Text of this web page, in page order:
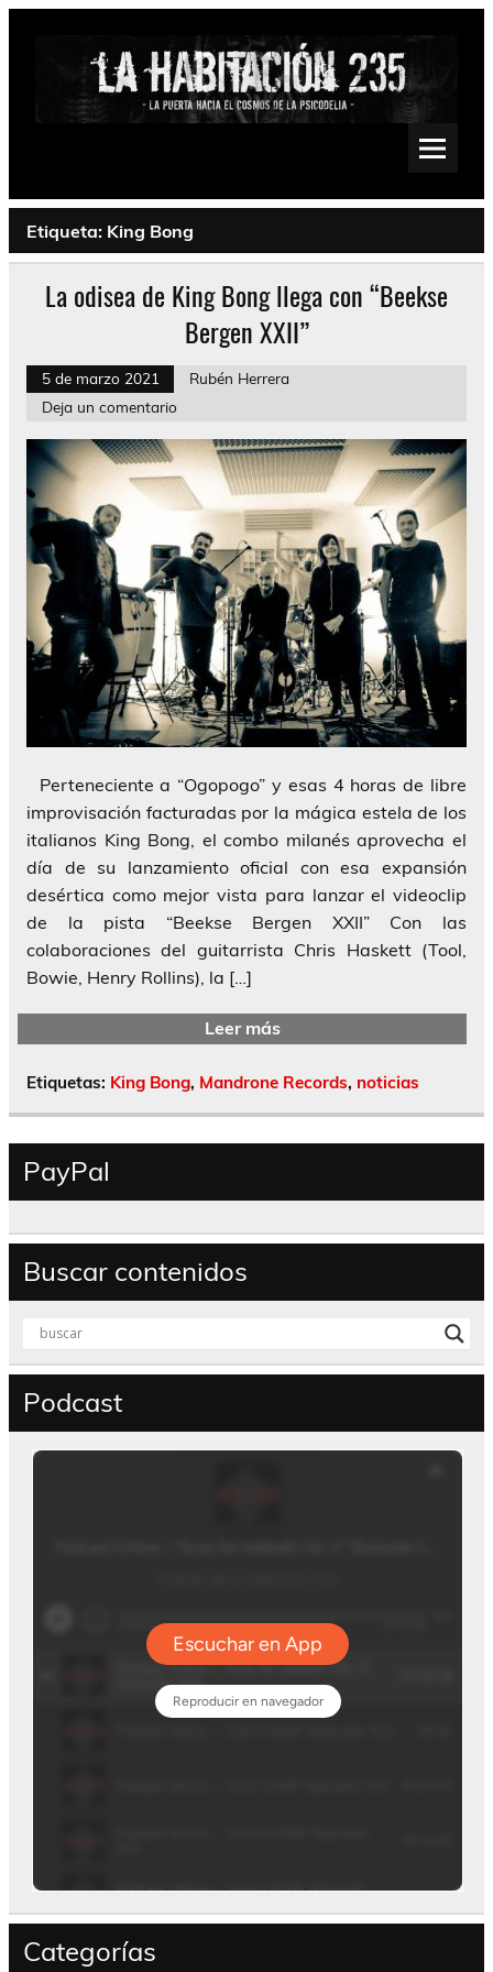
Saltar
Psychedelic, Stoner, Doom, Sludge, Fuzz, Space, Drone
Etiqueta: King Bong
La odisea de King Bong llega con “Beekse
Bergen XXII”
5 de marzo 2021
Rubén Herrera
Deja un comentario
Perteneciente a “Ogopogo” y esas 4 horas de libre
improvisación facturadas por la mágica estela de los
italianos King Bong, el combo milanés aprovecha el
día de su lanzamiento oficial con esa expansión
desértica como mejor vista para lanzar el videoclip
de la pista “Beekse Bergen XXII” Con las
colaboraciones del guitarrista Chris Haskett (Tool,
Bowie, Henry Rollins), la […]
Leer más
Etiquetas: King Bong, Mandrone Records, noticias
PayPal
Buscar contenidos
Podcast
Categorías